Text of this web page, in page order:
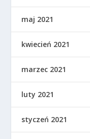
maj 2021
kwiecień 2021
marzec 2021
luty 2021
styczeń 2021